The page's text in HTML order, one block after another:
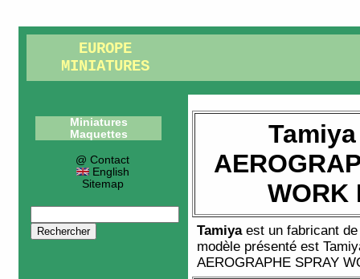
EUROPE
MINIATURES
Miniatures
Maquettes
@ Contact
English
Sitemap
WORK
Tamiyaest un fabricant
modèle présenté est
AEROGRAPHE SPRAY